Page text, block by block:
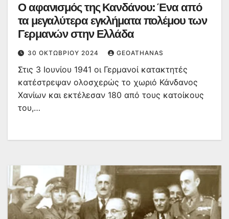
Ο αφανισμός της Κανδάνου: Ένα από
τα μεγαλύτερα εγκλήματα πολέμου των
Γερμανών στην Ελλάδα
30 ΟΚΤΩΒΡΊΟΥ 2024 GEOATHANAS
Στις 3 Ιουνίου 1941 οι Γερμανοί κατακτητές
κατέστρεψαν ολοσχερώς το χωριό Κάνδανος
Χανίων και εκτέλεσαν 180 από τους κατοίκους
του,…